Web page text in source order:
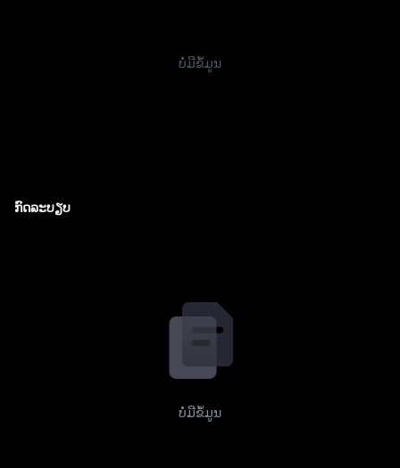
ບໍ່ມີຂໍ້ມູນ
ກົດລະບຽບ
ບໍ່ມີຂໍ້ມູນ